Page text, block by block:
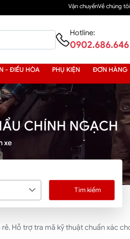
Vận chuyểnVề chúng tôi
Hotline:
0902.686.646
- ĐIỀU HÒA PHỤ KIỆN ĐƠN HÀNG
CHÍNH NGẠCH
xe
Tìm kiếm
Hỗ trợ tra mã kỹ thuật chuẩn xác